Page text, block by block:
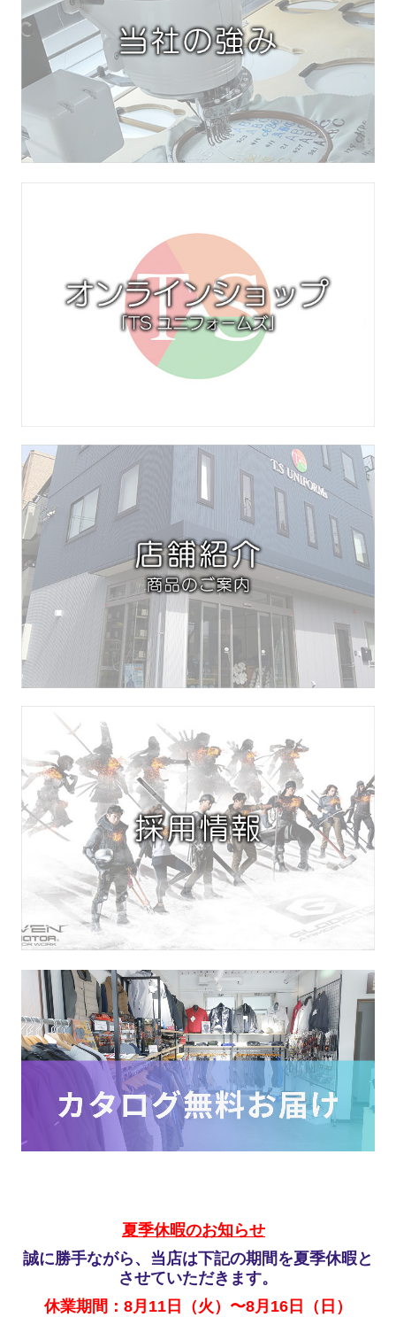
夏季休暇のお知らせ
誠に勝手ながら、当店は下記の期間を夏季休暇と
させていただきます。
休業期間：8月11日（火）〜8月16日（日）